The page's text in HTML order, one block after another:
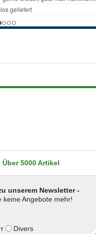
Über 5000 Artikel
unserem Newsletter -
keine Angebote mehr!
Divers